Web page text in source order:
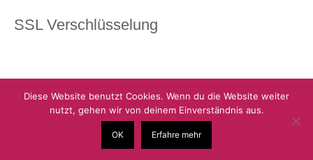
SSL Verschlüsselung
© Copyright 2026 TopDesign24
Diese Website benutzt Cookies. Wenn du die Website weiter
nutzt, gehen wir von deinem Einverständnis aus.
OK Erfahre mehr